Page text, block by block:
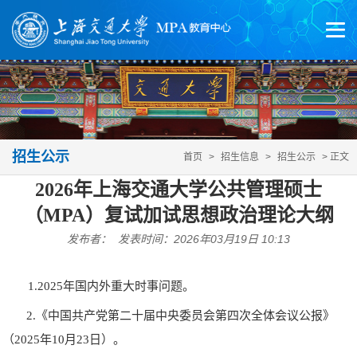
招生公示 首页 > 招生信息 > 招生公示 > 正文
2026年上海交通大学公共管理硕士
（MPA）复试加试思想政治理论大纲
发布者： 发表时间：2026年03月19日 10:13
1.2025年国内外重大时事问题。
2.《中国共产党第二十届中央委员会第四次全体会议公报》
（2025年10月23日）。